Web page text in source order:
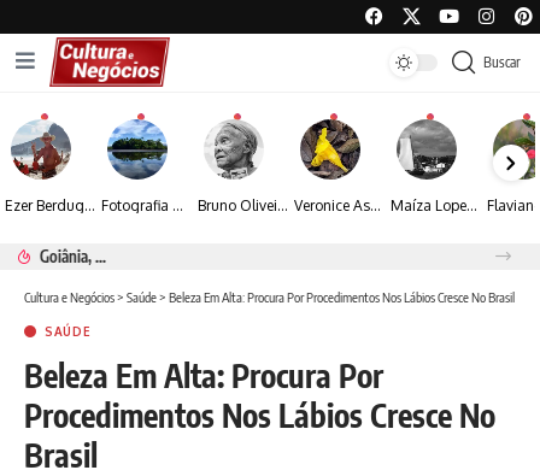
Buscar
Ezer Berdugo transforma experiências multiculturais e memórias em narrativas visuais por meio da fotografia Fotografia de Fátima Carlini transforma paisagens naturais em experiências de contemplação Bruno Oliveira retrata o cotidiano urbano por meio da fotografia em preto e branco Veronice Assini Saes transforma a natureza em fotografias marcadas pela sensibilidade Maíza Lopes transforma cultura popular baiana em narrativas fotográficas
Cultura e Negócios> Saúde> Beleza Em Alta: Procura Por Procedimentos Nos Lábios Cresce No Brasil
SAÚDE
Beleza Em Alta: Procura Por
Procedimentos Nos Lábios Cresce No
Brasil